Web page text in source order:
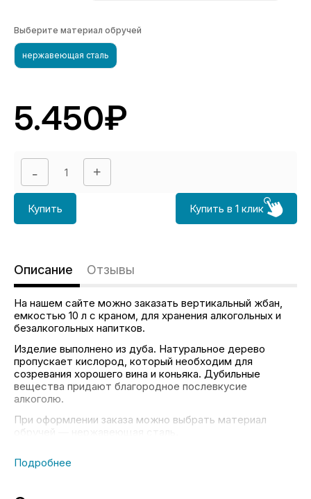
Выберите материал обручей
нержавеющая сталь
5.450₽
Купить Купить в 1 клик
Описание Отзывы
На нашем сайте можно заказать вертикальный жбан,
емкостью 10 л с краном, для хранения алкогольных и
безалкогольных напитков.
Изделие выполнено из дуба. Натуральное дерево
пропускает кислород, который необходим для
созревания хорошего вина и коньяка. Дубильные
вещества придают благородное послевкусие
алкоголю.
При оформлении заказа можно выбрать материал